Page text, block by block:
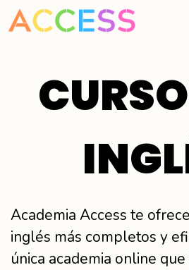
Saltar
al
Academia Access te
inglés más completos y
única academia online